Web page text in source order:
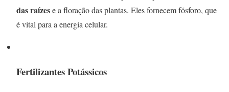
das raízese a floração das plantas. Eles fornecem fósforo, que
é vital para a energia celular.
Fertilizantes Potássicos